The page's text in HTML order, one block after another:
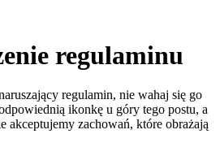
regulaminu
regulamin, nie wahaj się go
ikonkę u góry tego postu, a
akceptujemy zachowań, które obrażają